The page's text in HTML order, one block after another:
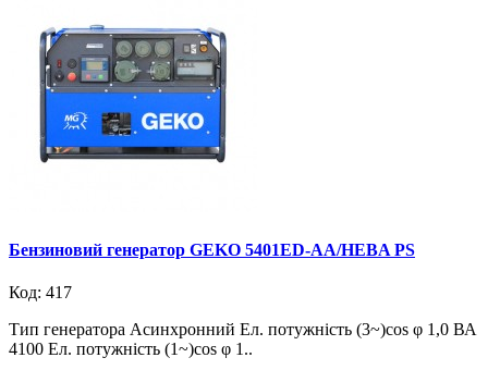
Бензиновий генератор GEKO 5401ED-AA/HEBA PS
Код: 417
Тип генератора Асинхронний Ел. потужність (3~)cos φ 1,0 ВА
4100 Ел. потужність (1~)cos φ 1..